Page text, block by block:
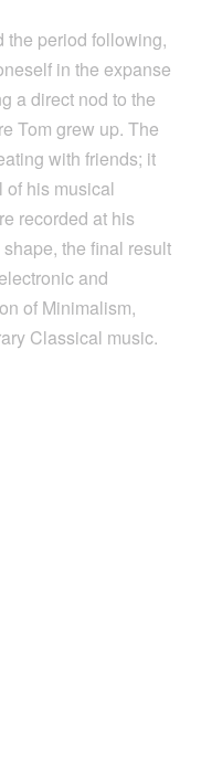
the period following,
in the expanse
a direct nod to the
Tom grew up. The
with friends; it
of his musical
recorded at his
the final result
and
of Minimalism,
Classical music.